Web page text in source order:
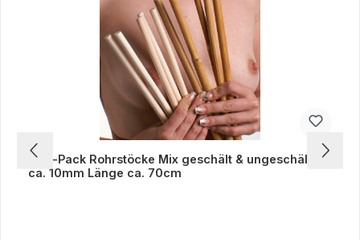
10er-Pack Rohrstöcke Mix geschält & ungeschält Ø
ca. 10mm Länge ca. 70cm